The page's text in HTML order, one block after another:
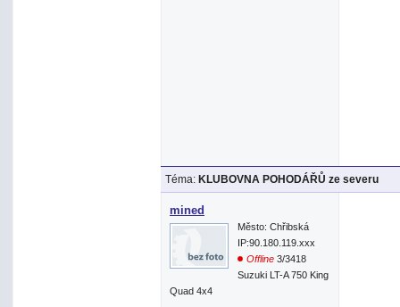
Téma: KLUBOVNA POHODÁŘŮ ze severu
mined
Město: Chřibská
IP:90.180.119.xxx
Offline 3/3418
Suzuki LT-A 750 King
Quad 4x4